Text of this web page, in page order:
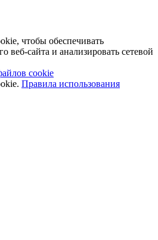
чтобы обеспечивать
веб-сайта и анализировать сетевой
cookie
Правила использования